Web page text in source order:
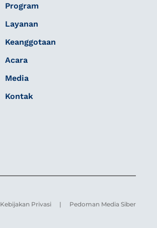
Program
Layanan
Keanggotaan
Acara
Media
Kontak
Kebijakan Privasi | Pedoman Media Siber